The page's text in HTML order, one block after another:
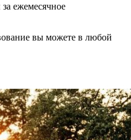
ежемесячное
вы можете в любой